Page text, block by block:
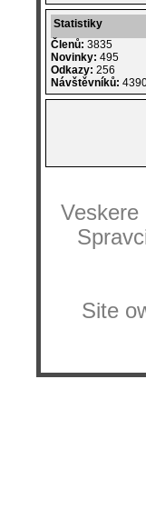
Statistiky
Členů: 3835
Novinky: 495
Odkazy: 256
Návštěvníků:
Veskere
Site